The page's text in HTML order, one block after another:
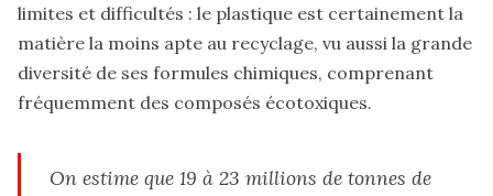
limites et difficultés : le plastique est certainement la
matière la moins apte au recyclage, vu aussi la grande
diversité de ses formules chimiques, comprenant
fréquemment des composés écotoxiques.
On estime que 19 à 23 millions de tonnes de